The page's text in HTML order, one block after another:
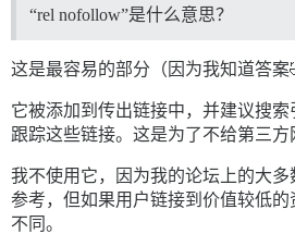
“rel nofollow”是什么意思？
这是最容易的部分（因为我知道答案
它被添加到传出链接中，并建议搜
跟踪这些链接。这是为了不给第三方
我不使用它，因为我的论坛上的大
参考，但如果用户链接到价值较低
不同。